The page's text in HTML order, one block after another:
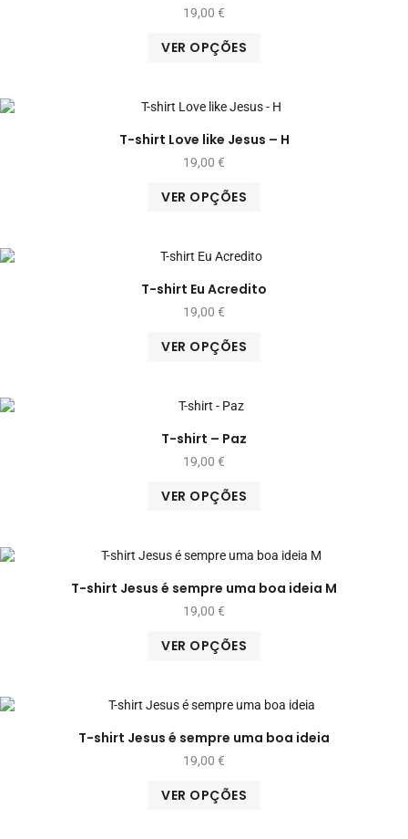
19,00 €
VER OPÇÕES
T-shirt Love like Jesus – H
19,00 €
VER OPÇÕES
T-shirt Eu Acredito
19,00 €
VER OPÇÕES
T-shirt – Paz
19,00 €
VER OPÇÕES
T-shirt Jesus é sempre uma boa ideia M
19,00 €
VER OPÇÕES
T-shirt Jesus é sempre uma boa ideia
19,00 €
VER OPÇÕES